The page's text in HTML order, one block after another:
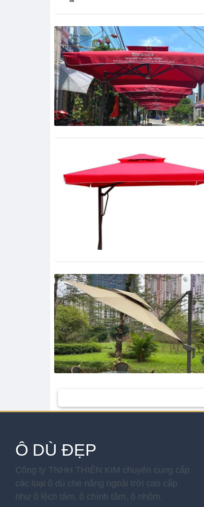
Ô DÙ ĐẸP
Công ty TNHH THIÊN KIM chuyên cung cấp
các loại ô dù che nắng ngoài trời cao cấp
như ô lệch tâm, ô chính tâm, ô nhôm.